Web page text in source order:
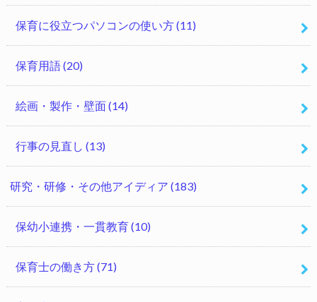
保育に役立つパソコンの使い方(11)
保育用語(20)
絵画・製作・壁面(14)
行事の見直し (13)
研究・研修・その他アイディア (183)
保幼小連携・一貫教育(10)
保育士の働き方(71)